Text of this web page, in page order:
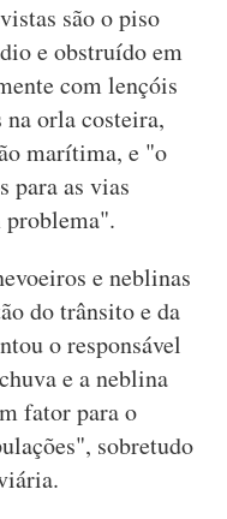
são o piso
e obstruído em
com lençóis
na orla costeira,
marítima, e "o
para as vias
problema".
e neblinas
do trânsito e da
o responsável
e a neblina
fator para o
sobretudo